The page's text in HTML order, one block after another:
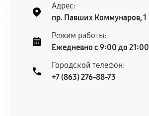
Адрес:
пр. Павших Коммунаров, 1
Режим работы:
Ежедневно с 9:00 до 21:00
Городской телефон:
+7 (863) 276-88-73